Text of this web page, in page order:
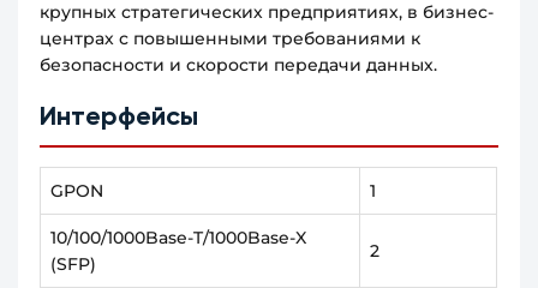
крупных стратегических предприятиях, в бизнес-
центрах с повышенными требованиями к
безопасности и скорости передачи данных.
Интерфейсы
GPON 1
10/100/1000Base-T/1000Base-X
(SFP)
2